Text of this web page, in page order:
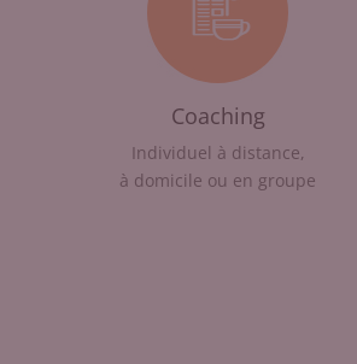
Coaching
Individuel à distance,
à domicile ou en groupe